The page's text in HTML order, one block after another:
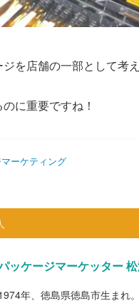
を店舗の一部として考
に重要ですね！
ーケティング
ッケージマーケッター
年、徳島県徳島市生まれ